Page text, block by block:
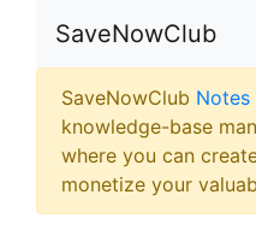
SaveNowClub
SaveNowClub Notes
knowledge-base
where you can
monetize your